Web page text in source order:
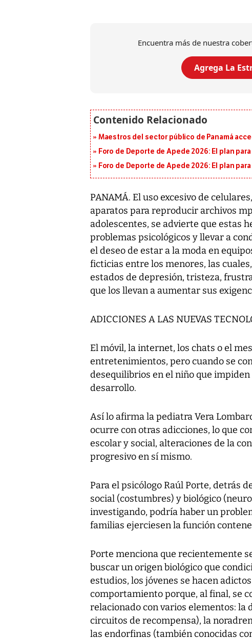
Encuentra más de nuestra
Agrega La
Maestros del sector público de Panamá
Foro de Deporte de Apede 2026: El plan
Foro de Deporte de Apede 2026: El plan
PANAMÁ. El uso excesivo de
aparatos para reproducir archivos
adolescentes, se advierte que estas
problemas psicológicos y llevar a
el deseo de estar a la moda en
ficticias entre los menores, las
estados de depresión, tristeza,
que los llevan a aumentar sus
ADICCIONES A LAS NUEVAS
El móvil, la internet, los chats o el
entretenimientos, pero cuando se
desequilibrios en el niño que
desarrollo.
Así lo afirma la pediatra Vera
ocurre con otras adicciones, lo que
escolar y social, alteraciones de la
progresivo en sí mismo.
Para el psicólogo Raúl Porte, detrás
social (costumbres) y biológico
investigando, podría haber un
familias ejerciesen la función
Porte menciona que recientemente
buscar un origen biológico que
estudios, los jóvenes se hacen
comportamiento porque, al final, se
relacionado con varios elementos: la
circuitos de recompensa), la
las endorfinas (también conocidas